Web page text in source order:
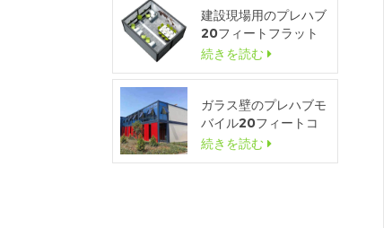
建設現場用のプレハブ
20フィートフラット
パック一時コンテナオ
フィス
続きを読む
ガラス壁のプレハブモ
バイル20フィートコ
ンテナハウスショール
ーム
続きを読む